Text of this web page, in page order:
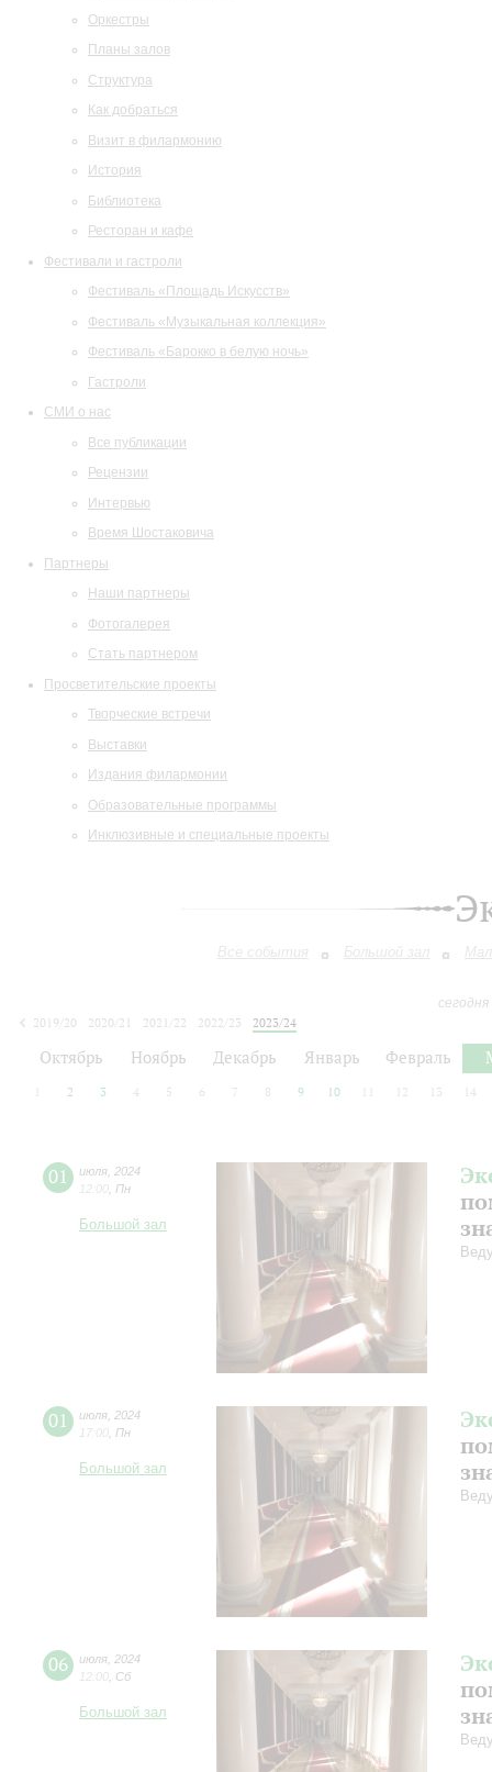
Оркестры
Планы залов
Структура
Как добраться
Визит в филармонию
История
Библиотека
Ресторан и кафе
Фестивали и гастроли
Фестиваль «Площадь Искусств»
Фестиваль «Музыкальная коллекция»
Фестиваль «Барокко в белую ночь»
Гастроли
СМИ о нас
Все публикации
Рецензии
Интервью
Время Шостаковича
Партнеры
Наши партнеры
Фотогалерея
Стать партнером
Просветительские проекты
Творческие встречи
Выставки
Издания филармонии
Образовательные программы
Инклюзивные и специальные проекты
Все события Большой зал
2019/20
2020/21 2021/22 2022/23
2023/24
Октябрь Ноябрь Декабрь Январь Февраль
2 3 4 5 6 7 8 9 10 12 13 14
01 июля 2024
12:00 Пн
Большой зал
01 июля 2024
17:00 Пн
Большой зал
06 июля 2024
12:00 Сб
Большой зал